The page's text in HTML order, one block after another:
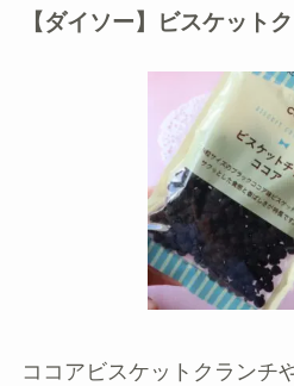
【ダイソー】ビスケット
ココアビスケットクランチ